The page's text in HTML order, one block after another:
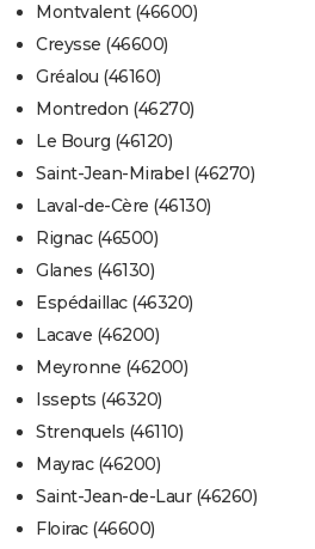
Montvalent (46600)
Creysse (46600)
Gréalou (46160)
Montredon (46270)
Le Bourg (46120)
Saint-Jean-Mirabel (46270)
Laval-de-Cère (46130)
Rignac (46500)
Glanes (46130)
Espédaillac (46320)
Lacave (46200)
Meyronne (46200)
Issepts (46320)
Strenquels (46110)
Mayrac (46200)
Saint-Jean-de-Laur (46260)
Floirac (46600)